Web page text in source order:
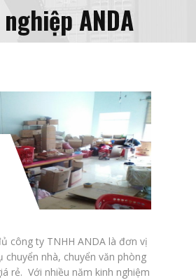
ANDA
công ty TNHH ANDA là đơn vị
chuyển nhà, chuyển văn phòng
rẻ. Với nhiều năm kinh nghiệm